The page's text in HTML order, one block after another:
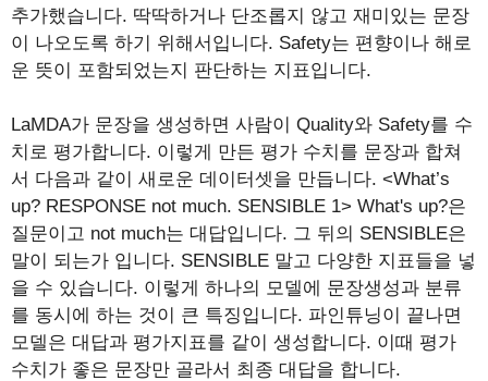
추가했습니다. 딱딱하거나 단조롭지 않고 재미있는 문장
이 나오도록 하기 위해서입니다. Safety는 편향이나 해로
운 뜻이 포함되었는지 판단하는 지표입니다.
LaMDA가 문장을 생성하면 사람이 Quality와 Safety를 수
치로 평가합니다. 이렇게 만든 평가 수치를 문장과 합쳐
서 다음과 같이 새로운 데이터셋을 만듭니다. <What’s
up? RESPONSE not much. SENSIBLE 1> What's up?은
질문이고 not much는 대답입니다. 그 뒤의 SENSIBLE은
말이 되는가 입니다. SENSIBLE 말고 다양한 지표들을 넣
을 수 있습니다. 이렇게 하나의 모델에 문장생성과 분류
를 동시에 하는 것이 큰 특징입니다. 파인튜닝이 끝나면
모델은 대답과 평가지표를 같이 생성합니다. 이때 평가
수치가 좋은 문장만 골라서 최종 대답을 합니다.